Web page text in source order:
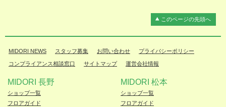
このページの先頭へ
MIDORI NEWS スタッフ募集 お問い合わせ プライバシーポリシー
コンプライアンス相談窓口 サイトマップ 運営会社情報
MIDORI 長野
ショップ一覧
フロアガイド
MIDORI 松本
ショップ一覧
フロアガイド